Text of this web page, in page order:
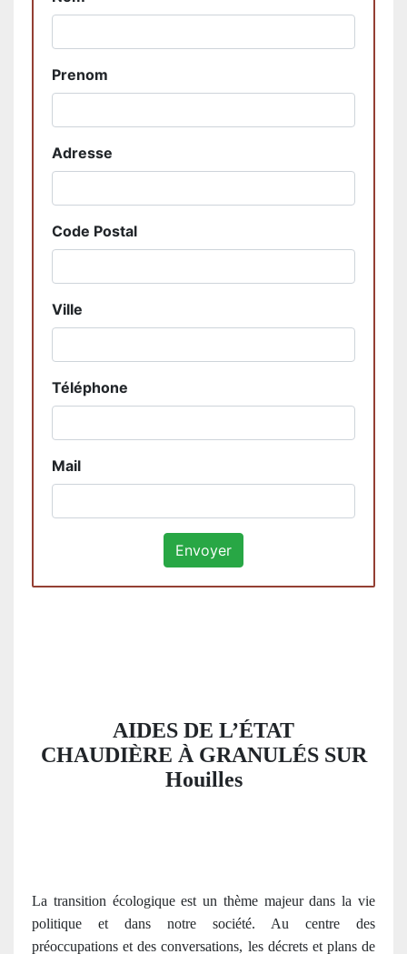
Prenom
Adresse
Code Postal
Ville
Téléphone
Mail
AIDES DE L’ÉTAT
CHAUDIÈRE À GRANULÉS SUR
Houilles
La transition écologique est un thème majeur dans la vie
politique et dans notre société. Au centre des
préoccupations et des conversations, les décrets et plans de